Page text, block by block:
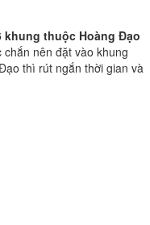
khung thuộc Hoàng Đạo
nên đặt vào khung
thì rút ngắn thời gian và